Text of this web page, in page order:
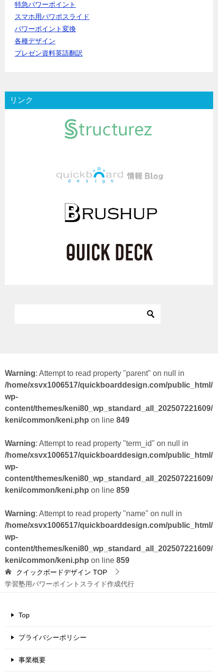
特急パワーポイント
スマホ用パワポスライド
パワーポイント変換
各種デザイン
プレゼン資料英語翻訳
リンク
Warning: Attempt to read property "parent" on null in
/home/xsvx1006517/quickboarddesign.com/public_html/
wp-
content/themes/keni80_wp_standard_all_202507221609/
keni/common/keni.php on line 849
Warning: Attempt to read property "term_id" on null in
/home/xsvx1006517/quickboarddesign.com/public_html/
wp-
content/themes/keni80_wp_standard_all_202507221609/
keni/common/keni.php on line 859
Warning: Attempt to read property "name" on null in
/home/xsvx1006517/quickboarddesign.com/public_html/
wp-
content/themes/keni80_wp_standard_all_202507221609/
keni/common/keni.php on line 859
クイックボードデザイン TOP
学習塾用パワーポイントスライド作成代行
Top
プライバシーポリシー
事業概要